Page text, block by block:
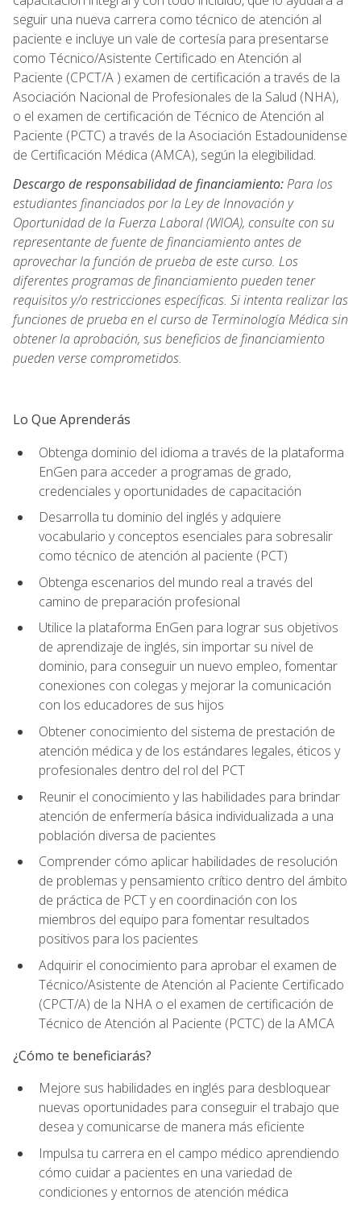
seguir una nueva carrera como técnico de atención al
paciente e incluye un vale de cortesía para presentarse
como Técnico/Asistente Certificado en Atención al
Paciente (CPCT/A ) examen de certificación a través de la
Asociación Nacional de Profesionales de la Salud (NHA),
o el examen de certificación de Técnico de Atención al
Paciente (PCTC) a través de la Asociación Estadounidense
de Certificación Médica (AMCA), según la elegibilidad.
Descargo de responsabilidad de financiamiento:Para los
estudiantes financiados por la Ley de Innovación y
Oportunidad de la Fuerza Laboral (WIOA), consulte con su
representante de fuente de financiamiento antes de
aprovechar la función de prueba de este curso. Los
diferentes programas de financiamiento pueden tener
requisitos y/o restricciones específicas. Si intenta realizar las
funciones de prueba en el curso de Terminología Médica sin
obtener la aprobación, sus beneficios de financiamiento
pueden verse comprometidos.
Lo Que Aprenderás
Obtenga dominio del idioma a través de la plataforma
EnGen para acceder a programas de grado,
credenciales y oportunidades de capacitación
Desarrolla tu dominio del inglés y adquiere
vocabulario y conceptos esenciales para sobresalir
como técnico de atención al paciente (PCT)
Obtenga escenarios del mundo real a través del
camino de preparación profesional
Utilice la plataforma EnGen para lograr sus objetivos
de aprendizaje de inglés, sin importar su nivel de
dominio, para conseguir un nuevo empleo, fomentar
conexiones con colegas y mejorar la comunicación
con los educadores de sus hijos
Obtener conocimiento del sistema de prestación de
atención médica y de los estándares legales, éticos y
profesionales dentro del rol del PCT
Reunir el conocimiento y las habilidades para brindar
atención de enfermería básica individualizada a una
población diversa de pacientes
Comprender cómo aplicar habilidades de resolución
de problemas y pensamiento crítico dentro del ámbito
de práctica de PCT y en coordinación con los
miembros del equipo para fomentar resultados
positivos para los pacientes
Adquirir el conocimiento para aprobar el examen de
Técnico/Asistente de Atención al Paciente Certificado
(CPCT/A) de la NHA o el examen de certificación de
Técnico de Atención al Paciente (PCTC) de la AMCA
¿Cómo te beneficiarás?
Mejore sus habilidades en inglés para desbloquear
nuevas oportunidades para conseguir el trabajo que
desea y comunicarse de manera más eficiente
Impulsa tu carrera en el campo médico aprendiendo
cómo cuidar a pacientes en una variedad de
condiciones y entornos de atención médica